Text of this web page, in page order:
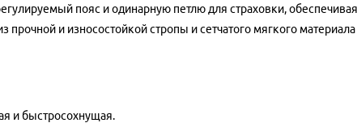
пояс и одинарную петлю для страховки,
прочной и износостойкой стропы и сетчатого мягкого
и быстросохнущая.